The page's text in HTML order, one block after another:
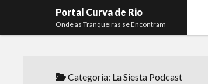
Portal Curva de Rio
Onde as Tranqueiras se Encontram
Categoria: La Siesta Podcast